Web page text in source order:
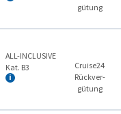
gütung
ALL-INCLUSIVE
Kat. B3
Cruise24
Rückver­
gütung